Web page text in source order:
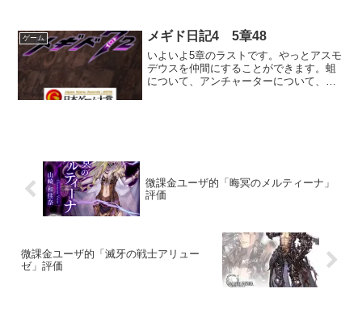
ゲーム メギド日記4 5章48
いよいよ5章のラストです。やっとアスモ
デウスを仲間にすることができます。蛆
について、アンチャーターについて、何
微課金ユーザ的「晦冥のメルティーナ」
評価
微課金ユーザ的「滅牙の戦士アリュー
ゼ」評価